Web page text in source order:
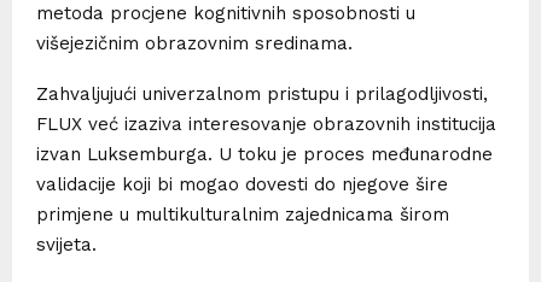
metoda procjene kognitivnih sposobnosti u
višejezičnim obrazovnim sredinama.
Zahvaljujući univerzalnom pristupu i prilagodljivosti,
FLUX već izaziva interesovanje obrazovnih institucija
izvan Luksemburga. U toku je proces međunarodne
validacije koji bi mogao dovesti do njegove šire
primjene u multikulturalnim zajednicama širom
svijeta.